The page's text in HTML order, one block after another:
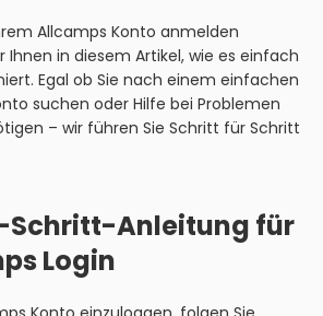
Allcamps Konto anmelden
Ihnen in diesem Artikel, wie es einfach
Egal ob Sie nach einem einfachen
suchen oder Hilfe bei Problemen
– wir führen Sie Schritt für Schritt
Anleitung für
Login